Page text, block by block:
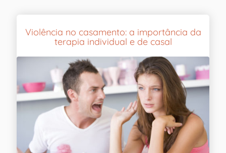
Violência no casamento: a importância da
terapia individual e de casal